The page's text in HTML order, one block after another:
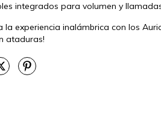
integrados para volumen y
la experiencia inalámbrica con los
ataduras!